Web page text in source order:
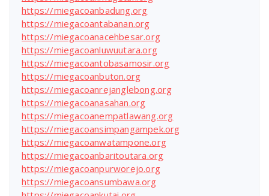
https://miegacoanbadung.org
https://miegacoantabanan.org
https://miegacoanacehbesar.org
https://miegacoanluwuutara.org
https://miegacoantobasamosir.org
https://miegacoanbuton.org
https://miegacoanrejanglebong.org
https://miegacoanasahan.org
https://miegacoanempatlawang.org
https://miegacoansimpangampek.org
https://miegacoanwatampone.org
https://miegacoanbaritoutara.org
https://miegacoanpurworejo.org
https://miegacoansumbawa.org